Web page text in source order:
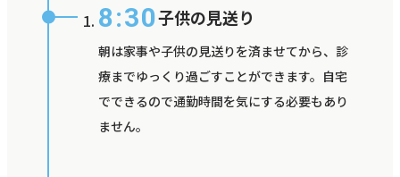
8:30子供の見送り
朝は家事や子供の見送りを済ませてから、診
療までゆっくり過ごすことができます。自宅
でできるので通勤時間を気にする必要もあり
ません。